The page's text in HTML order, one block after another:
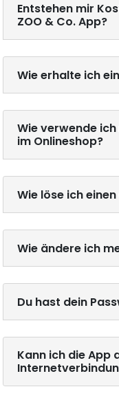
Entstehen mir
ZOO & Co. App?
Wie erhalte ich
Wie verwende
im Onlineshop?
Wie löse ich
Wie ändere ich
Du hast dein
Kann ich die App